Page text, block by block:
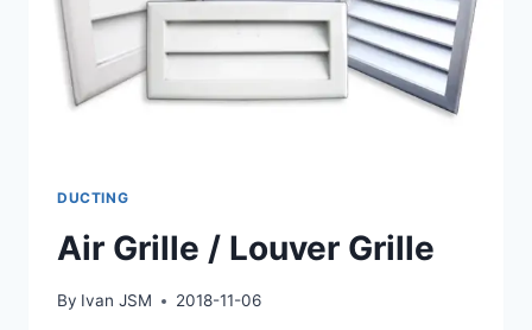
DUCTING
Air Grille / Louver Grille
By Ivan JSM 2018-11-06